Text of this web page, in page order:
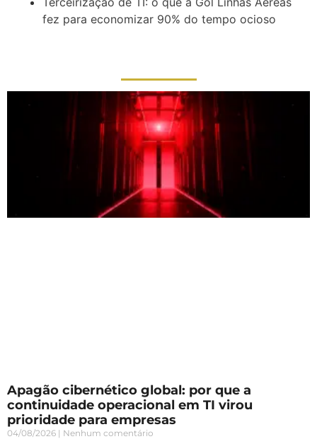
fez para economizar 90% do tempo ocioso
Apagão cibernético global: por que a
continuidade operacional em TI virou
prioridade para empresas
04/08/2026 Nenhum comentário